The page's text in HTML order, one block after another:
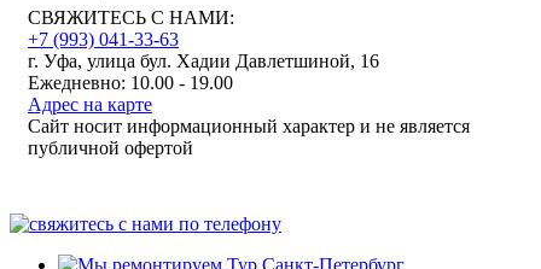
СВЯЖИТЕСЬ С НАМИ:
+7 (993) 041-33-63
г. Уфа, улица бул. Хадии Давлетшиной, 16
Ежедневно: 10.00 - 19.00
Адрес на карте
Сайт носит информационный характер и не является
публичной офертой